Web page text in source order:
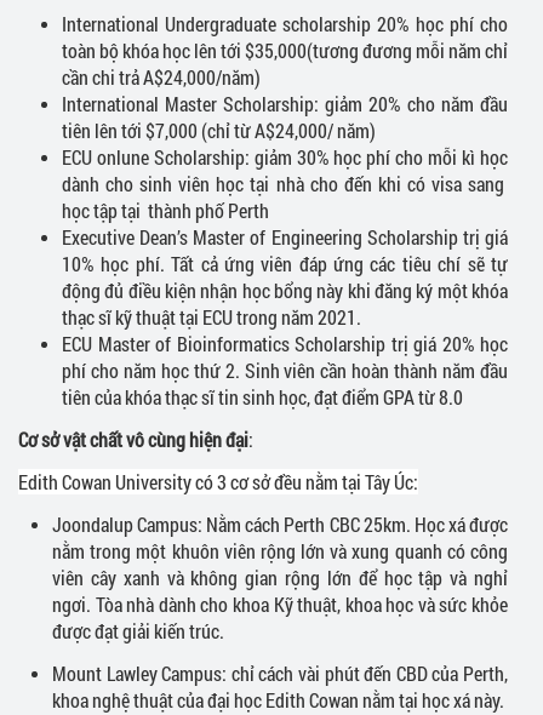
International Undergraduate scholarship 20% học phí cho
toàn bộ khóa học lên tới $35,000(tương đương mỗi năm chỉ
cần chi trả A$24,000/năm)
International Master Scholarship: giảm 20% cho năm đầu
tiên lên tới $7,000 (chỉ từ A$24,000/ năm)
ECU onlune Scholarship: giảm 30% học phí cho mỗi kì học
dành cho sinh viên học tại nhà cho đến khi có visa sang
học tập tại thành phố Perth
Executive Dean’s Master of Engineering Scholarship trị giá
10% học phí. Tất cả ứng viên đáp ứng các tiêu chí sẽ tự
động đủ điều kiện nhận học bổng này khi đăng ký một khóa
thạc sĩ kỹ thuật tại ECU trong năm 2021.
ECU Master of Bioinformatics Scholarship trị giá 20% học
phí cho năm học thứ 2. Sinh viên cần hoàn thành năm đầu
tiên của khóa thạc sĩ tin sinh học, đạt điểm GPA từ 8.0
Cơ sở vật chất vô cùng hiện đại:
Edith Cowan Universitycó 3 cơ sở đều nằm tại Tây Úc:
Joondalup Campus: Nằm cách Perth CBC 25km. Học xá được
nằm trong một khuôn viên rộng lớn và xung quanh có công
viên cây xanh và không gian rộng lớn để học tập và nghỉ
ngơi. Tòa nhà dành cho khoa Kỹ thuật, khoa học và sức khỏe
được đạt giải kiến trúc.
Mount Lawley Campus: chỉ cách vài phút đến CBD của Perth,
khoa nghệ thuật của đại học Edith Cowan nằm tại học xá này.